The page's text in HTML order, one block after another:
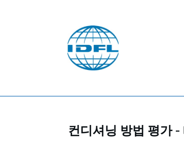
컨디셔닝 방법 평가